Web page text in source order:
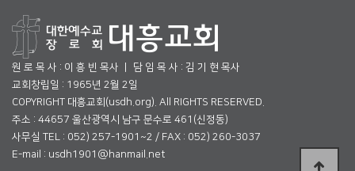
원 로 목 사 : 이 흥 빈 목사 ㅣ 담 임 목 사 : 김 기 현 목사
교회창립일 : 1965년 2월 2일
COPYRIGHT 대흥교회(usdh.org). All RIGHTS RESERVED.
주소 : 44657 울산광역시 남구 문수로 461(신정동)
사무실 TEL : 052) 257-1901~2 / FAX : 052) 260-3037
E-mail : usdh1901@hanmail.net